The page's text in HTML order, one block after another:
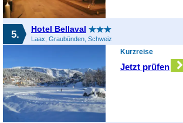
5. Hotel Bellaval
Laax, Graubünden, Schweiz
Kurzreise
Jetzt prüfen